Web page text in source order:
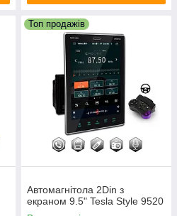
Топ продажів
Автомагнітола 2Din з
екраном 9.5" Tesla Style 9520